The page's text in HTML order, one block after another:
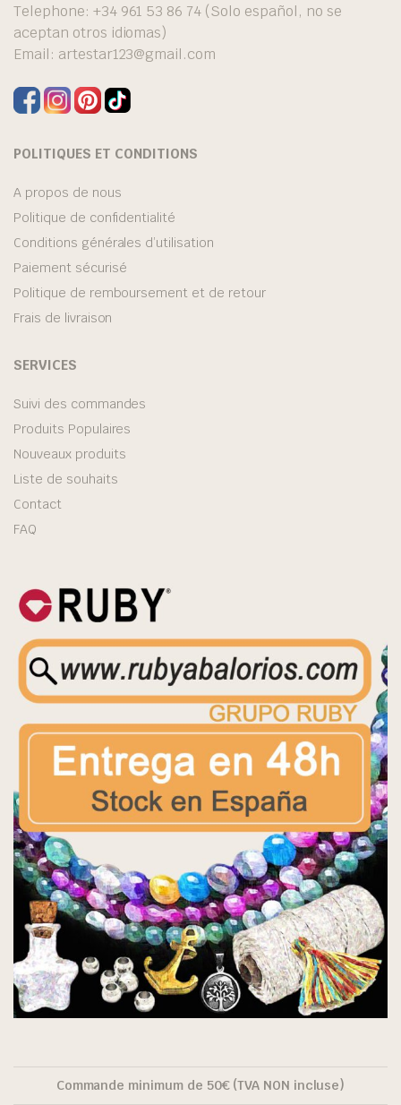
Telephone: +34 961 53 86 74 (Solo español, no se
aceptan otros idiomas)
Email: artestar123@gmail.com
POLITIQUES ET CONDITIONS
A propos de nous
Politique de confidentialité
Conditions générales d’utilisation
Paiement sécurisé
Politique de remboursement et de retour
Frais de livraison
SERVICES
Suivi des commandes
Produits Populaires
Nouveaux produits
Liste de souhaits
Contact
FAQ
Commande minimum de 50€ (TVA NON incluse)